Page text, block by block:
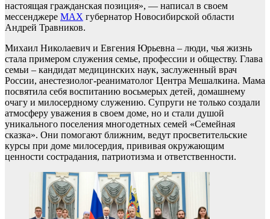
настоящая гражданская позиция», — написал в своем
мессенджере MAX губернатор Новосибирской области
Андрей Травников.
Михаил Николаевич и Евгения Юрьевна – люди, чья жизнь
стала примером служения семье, профессии и обществу. Глава
семьи – кандидат медицинских наук, заслуженный врач
России, анестезиолог-реаниматолог Центра Мешалкина. Мама
посвятила себя воспитанию восьмерых детей, домашнему
очагу и милосердному служению. Супруги не только создали
атмосферу уважения в своем доме, но и стали душой
уникального поселения многодетных семей «Семейная
сказка». Они помогают ближним, ведут просветительские
курсы при доме милосердия, прививая окружающим
ценности сострадания, патриотизма и ответственности.